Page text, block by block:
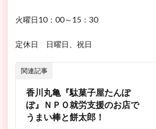
火曜日10：00～15：30
定休日 日曜日、祝日
関連記事
香川丸亀『駄菓子屋たんぽ
ぽ』ＮＰＯ就労支援のお店で
うまい棒と餅太郎！